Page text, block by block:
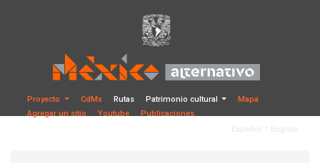
Proyecto CdMx Rutas Patrimonio cultural
Mapa
Agregar un sitio
Youtube
Publicaciones